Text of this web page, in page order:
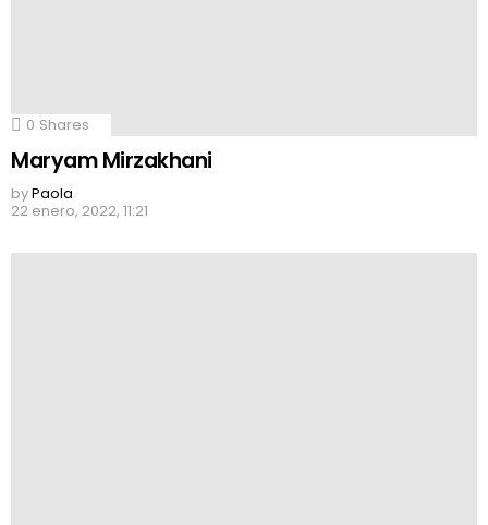
0 Shares
Maryam Mirzakhani
byPaola
22 enero, 2022, 11:21